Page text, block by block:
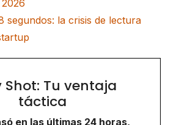
segundos: la crisis de lectura
Shot: Tu ventaja
táctica
en las últimas 24 horas,